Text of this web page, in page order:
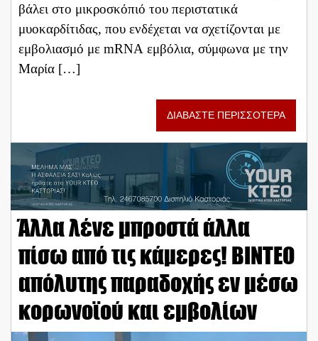
βάλει στο μικροσκόπιό του περιστατικά
μυοκαρδίτιδας, που ενδέχεται να σχετίζονται με
εμβολιασμό με mRNA εμβόλια, σύμφωνα με την
Μαρία […]
ΔΙΑΒΑΣΤΕ ΠΕΡΙΣΣΟΤΕΡΑ
Άλλα λένε μπροστά άλλα
πίσω από τις κάμερες! ΒΙΝΤΕΟ
απόλυτης παραδοχής εν μέσω
κορωνοϊού και εμβολίων